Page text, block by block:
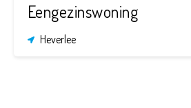
Eengezinswoning
Heverlee